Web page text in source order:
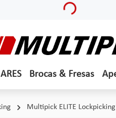
Loading...
ARES Brocas & Fresas
Multipick ELITE